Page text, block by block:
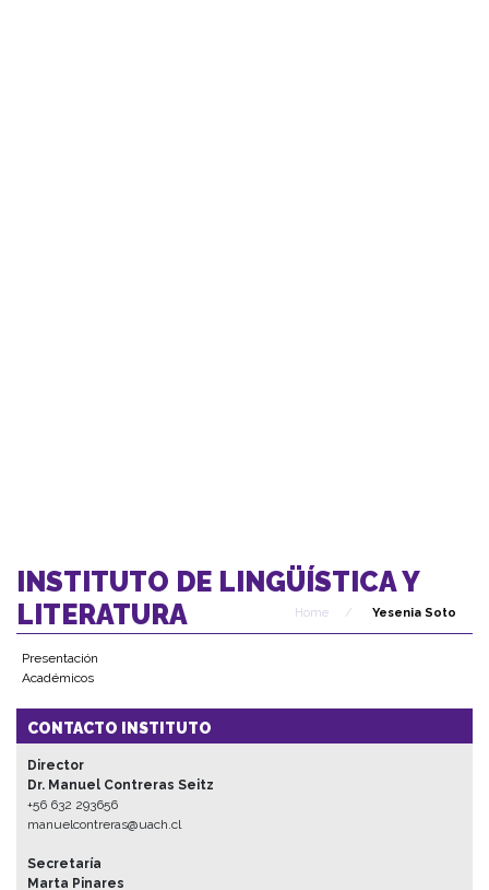
INSTITUTO DE LINGÜÍSTICA Y
LITERATURA
Home / Yesenia Soto
Presentación
Académicos
CONTACTO INSTITUTO
Director
Dr. Manuel Contreras Seitz
+56 632 293656
manuelcontreras@uach.cl
Secretaría
Marta Pinares